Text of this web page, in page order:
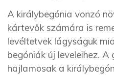
A királybegónia vonzó
kártevők számára is
levéltetvek lágyságuk
begóniák új leveleihez. A
hajlamosak a